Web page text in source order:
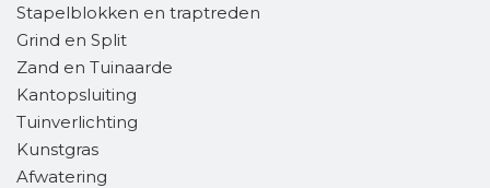
Stapelblokken en traptreden
Grind en Split
Zand en Tuinaarde
Kantopsluiting
Tuinverlichting
Kunstgras
Afwatering